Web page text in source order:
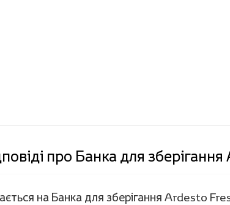
про Банка для
на Банка для зберігання Ardesto